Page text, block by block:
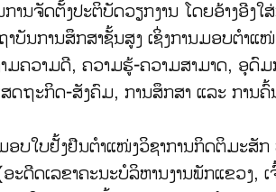
ນຈັດຕັ້ງປະຕິບັດວຽກງານ ໂດຍອ້າງອີງໃ
ນການສຶກສາຊັ້ນສູງ ເຊິ່ງການມອບຕຳແໜ່
ຄວາມດີ, ຄວາມຮູ້-ຄວາມສາມາດ, ອຸດົມ
ດຖະກິດ-ສັງຄົມ, ການສຶກສາ ແລະ ການຄົ້
ອບໃບຢັ້ງຢືນຕຳແໜ່ງວິຊາການກິດຕິມະສັ
ດເລຂາຄະນະບໍລິຫານງານພັກແຂວງ, ເ